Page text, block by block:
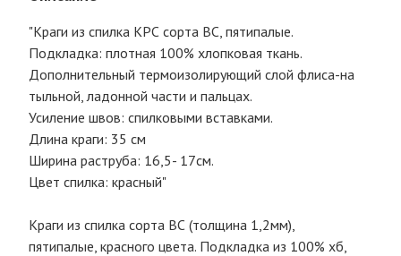
"Краги из спилка КРС сорта ВС, пятипалые.
Подкладка: плотная 100% хлопковая ткань.
Дополнительный термоизолирующий слой флиса-на
тыльной, ладонной части и пальцах.
Усиление швов: спилковыми вставками.
Длина краги: 35 см
Ширина раструба: 16,5- 17см.
Цвет спилка: красный"
Краги из спилка сорта ВС (толщина 1,2мм),
пятипалые, красного цвета. Подкладка из 100% хб,